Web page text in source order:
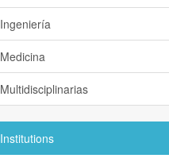
Ingeniería
Medicina
Multidisciplinarias
Institutions